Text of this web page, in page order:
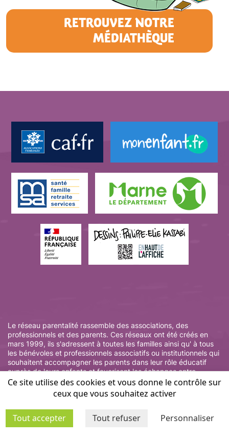
RETROUVEZ NOTRE
MÉDIATHÈQUE
Le réseau parentalité rassemble des associations, des
professionnels et des parents. Ces réseaux ont été créés en
mars 1999, ils s'adressent à toutes les familles ainsi qu' à tous
les bénévoles et professionnels associatifs ou institutionnels qui
souhaitent accompagner les parents dans leur rôle éducatif
auprès de leurs enfants et favorisent les échanges entre
parents et professionnels.
Ce site utilise des cookies et vous donne le contrôle sur
ceux que vous souhaitez activer
Tout accepter Tout refuser Personnaliser